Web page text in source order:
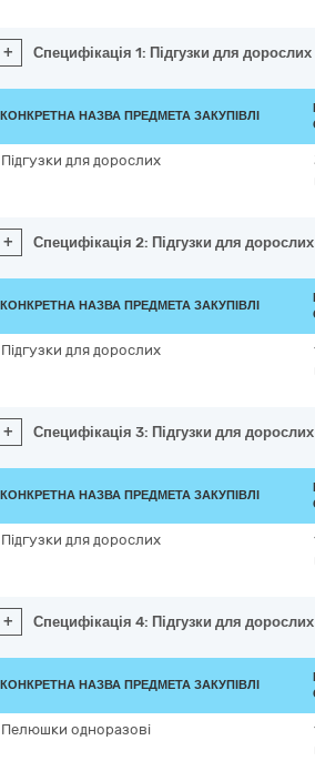
+ Специфікація 1: Підгузки для дорослих
КОНКРЕТНА НАЗВА ПРЕДМЕТА ЗАКУПІВЛІ
Підгузки для дорослих
+ Специфікація 2: Підгузки для дорослих
КОНКРЕТНА НАЗВА ПРЕДМЕТА ЗАКУПІВЛІ
Підгузки для дорослих
+ Специфікація 3: Підгузки для дорослих
КОНКРЕТНА НАЗВА ПРЕДМЕТА ЗАКУПІВЛІ
Підгузки для дорослих
+ Специфікація 4: Підгузки для дорослих
КОНКРЕТНА НАЗВА ПРЕДМЕТА ЗАКУПІВЛІ
Пелюшки одноразові